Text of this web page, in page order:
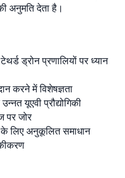
अनुमति देता है।
ड्रोन प्रणालियों पर ध्यान
करने में विशेषज्ञता
यूएवी प्रौद्योगिकी
पर जोर
के लिए अनुकूलित समाधान